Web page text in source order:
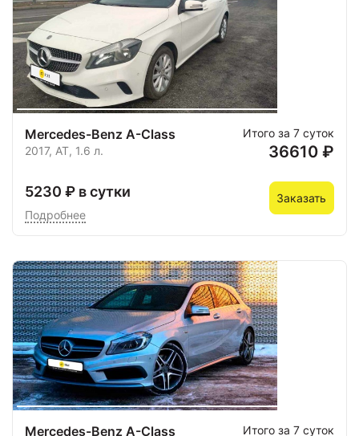
Mercedes-Benz A-Class
2017, AT, 1.6 л.
Итого за 7 суток
36610 ₽
5230 ₽ в сутки
Подробнее
Заказать
Mercedes-Benz A-Class Итого за 7 суток